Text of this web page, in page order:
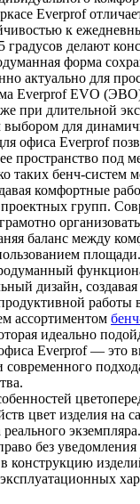
Everprof
к
делают
форма
актуально для
Everprof EVO (ЭВО)
при длительной
выбором для
офиса Everprof
пространство под
таких бенч-систем
комфортные
групп.
баланс между
дизайн,
работы
ассортиментом
идеально
Everprof — это
современного
цвет изделия на
реального
без
конструкцию